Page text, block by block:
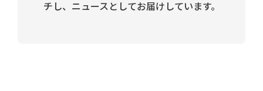
チし、ニュースとしてお届けしています。